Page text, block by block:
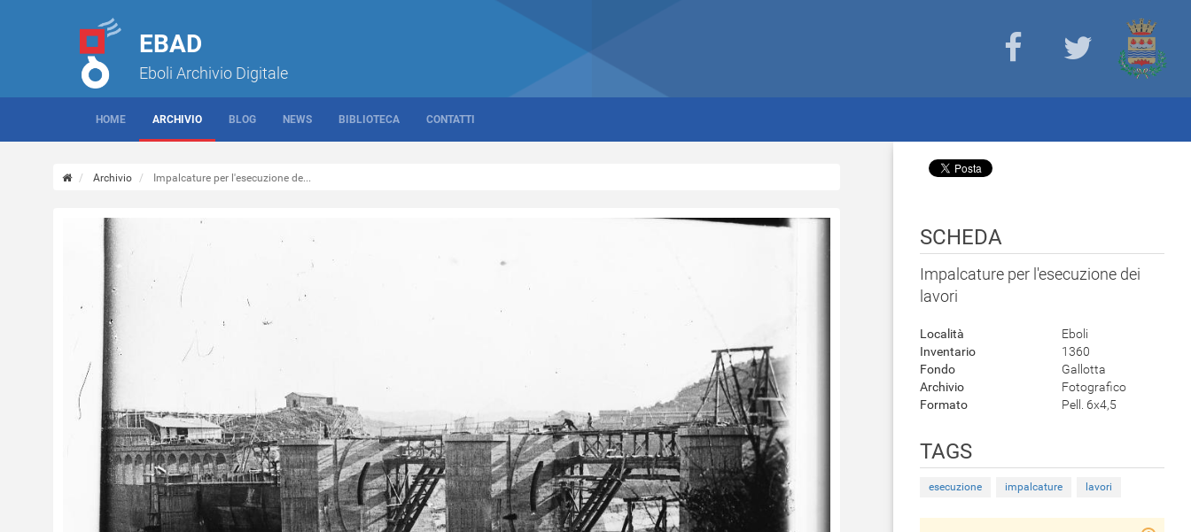
EBAD
Eboli Archivio Digitale
HOME ARCHIVIO BLOG NEWS BIBLIOTECA CONTATTI
Archivio Impalcature per l'esecuzione de...
SCHEDA
Impalcature per l'esecuzione dei
lavori
Località
Eboli
Inventario
1360
Fondo
Gallotta
Archivio
Fotografico
Formato
Pell. 6x4,5
TAGS
esecuzione impalcature lavori